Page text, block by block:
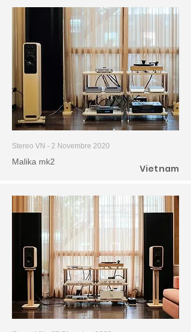
Stereo VN - 2 Novembre 2020
Malika mk2
Vietnam